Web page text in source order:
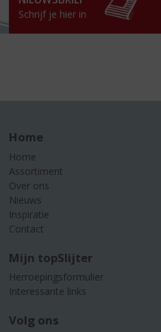
Schrijf je hier in
Home
Home
Assortiment
Over ons
Nieuws
Inspiratie
Contact
Mijn topSlijter
Herroepingsformulier
Interessante links
Volg ons